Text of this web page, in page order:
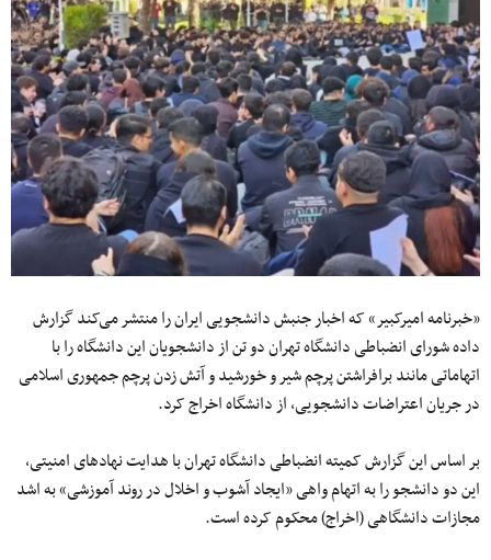
«خبرنامه امیرکبیر» که اخبار جنبش دانشجویی ایران را منتشر می‌کند گزارش
داده شورای انضباطی دانشگاه تهران دو تن از دانشجویان این دانشگاه را با
اتهاماتی مانند برافراشتن پرچم شیر و خورشید و آتش زدن پرچم جمهوری اسلامی
در جریان اعتراضات دانشجویی، از دانشگاه اخراج کرد.
بر اساس این گزارش کمیته انضباطی دانشگاه تهران با هدایت نهادهای امنیتی،
این دو دانشجو را به اتهام واهی «ایجاد آشوب و اخلال در روند آموزشی» به اشد
مجازات دانشگاهی (اخراج) محکوم کرده است.